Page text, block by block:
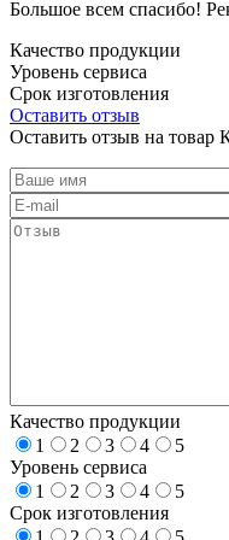
Большое всем спасибо!
Качество продукции
Уровень сервиса
Срок изготовления
Оставить отзыв
Оставить отзыв на товар
Качество продукции
1
2 3 4
5
Уровень сервиса
1
2 3 4
5
Срок изготовления